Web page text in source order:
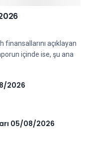
açıklayan
içinde ise, şu ana
2026
05/08/2026